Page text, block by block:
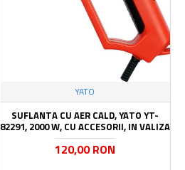
YATO
SUFLANTA CU AER CALD, YATO YT-
82291, 2000 W, CU ACCESORII, IN VALIZA
120,00 RON